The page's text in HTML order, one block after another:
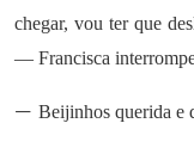
chegar, vou ter que
— Francisca
— Beijinhos querida e